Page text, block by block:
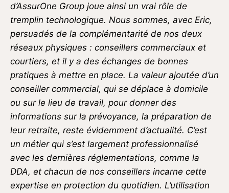
d’AssurOne Group joue ainsi un vrai rôle de
tremplin technologique. Nous sommes, avec Eric,
persuadés de la complémentarité de nos deux
réseaux physiques : conseillers commerciaux et
courtiers, et il y a des échanges de bonnes
pratiques à mettre en place. La valeur ajoutée d’un
conseiller commercial, qui se déplace à domicile
ou sur le lieu de travail, pour donner des
informations sur la prévoyance, la préparation de
leur retraite, reste évidemment d’actualité. C’est
un métier qui s’est largement professionnalisé
avec les dernières réglementations, comme la
DDA, et chacun de nos conseillers incarne cette
expertise en protection du quotidien. L’utilisation